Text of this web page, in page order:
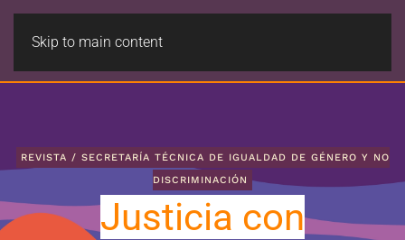
Skip to main content
REVISTA / SECRETARÍA TÉCNICA DE IGUALDAD DE GÉNERO Y NO
DISCRIMINACIÓN
Justicia con